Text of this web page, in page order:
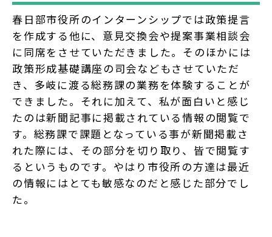
春日部市役所のインターンシップでは政策提言
を作成する他に、意見交換会や提案事業相談会
に同席をさせていただきました。そのほかには
政策形成基礎講座の司会などもさせていただ
き、多岐に渡る総務課の業務を体験することが
できました。それに加えて、私が面白いと感じ
たのは新聞記事に掲載されている情報の閲覧で
す。総務課で課題となっている事が新聞掲載さ
れた際には、その部分を切り取り、皆で閲覧す
るというものです。やはり市役所の方達は最近
の情報にはとても敏感なのだと感じた部分でし
た。